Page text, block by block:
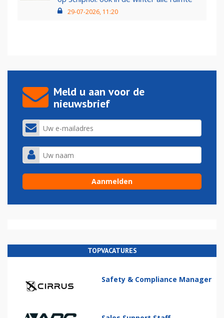
29-07-2026, 11:20
Meld u aan voor de
nieuwsbrief
TOPVACATURES
Safety & Compliance Manager